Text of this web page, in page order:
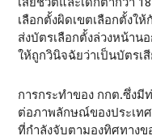
เลือกตั้งผิดเขตเลือกตั้งใ
ส่งบัตรเลือกตั้งล่วงหน้าน
ให้ถูกวินิจฉัยว่าเป็นบัตรเ
การกระทำของ กกต.ซึ่งมี
ต่อภาพลักษณ์ของประเท
ที่กำลังจับตามองทิศทางข